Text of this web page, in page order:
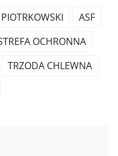
ASF
OCHRONNA
TRZODA CHLEWNA